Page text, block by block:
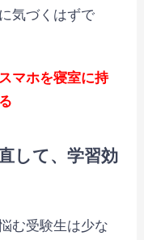
気づくはずで
マホを寝室に持
して、学習効
む受験生は少な